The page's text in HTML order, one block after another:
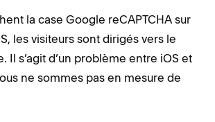
la case Google reCAPTCHA sur
les visiteurs sont dirigés vers le
Il s’agit d’un problème entre iOS et
ne sommes pas en mesure de